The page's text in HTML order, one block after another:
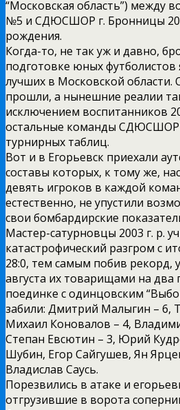
“Московская область”) между
№5 и СДЮСШОР г. Бронницы
рождения.
Когда-то, не так уж и давно,
подготовке юных футболистов
лучших в Московской области.
прошли, а нынешние реалии
исключением воспитанников
остальные команды СДЮСШОР
турнирных таблиц.
Вот и в Егорьевск приехали
составы которых, к тому же,
девять игроков в каждой
естественно, не упустили
свои бомбардирские
Мастер-сатурновцы 2003 г. р.
катастрофический разгром с
28:0, тем самым побив рекорд,
августа их товарищами на два
поединке с одинцовским
забили: Дмитрий Малыгин – 6,
Михаил Коновалов – 4,
Степан Евсютин – 3, Юрий
Шубин, Егор Сайгушев, Ян
Владислав Саусь.
Порезвились в атаке и
отгрузившие в ворота